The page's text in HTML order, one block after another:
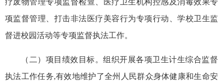
项监督管理、打击非法医疗美容行为专项行动、学校卫生监
督进校园活动等专项监督执法工作。
（二）项目绩效目标。组织开展各项卫生计生综合监督
执法工作任务,有效地维护了全州人民群众身体健康和生命安